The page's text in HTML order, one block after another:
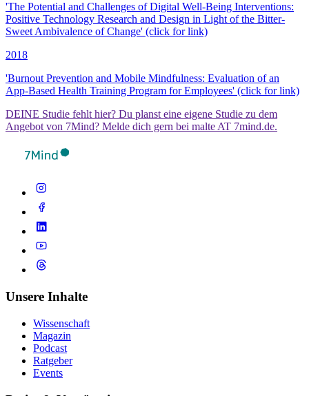
'The Potential and Challenges of Digital Well-Being Interventions:
Positive Technology Research and Design in Light of the Bitter-
Sweet Ambivalence of Change' (click for link)
2018
'Burnout Prevention and Mobile Mindfulness: Evaluation of an
App-Based Health Training Program for Employees' (click for link)
DEINE Studie fehlt hier? Du planst eine eigene Studie zu dem
Angebot von 7Mind? Melde dich gern bei malte AT 7mind.de.
Unsere Inhalte
Wissenschaft
Magazin
Podcast
Ratgeber
Events